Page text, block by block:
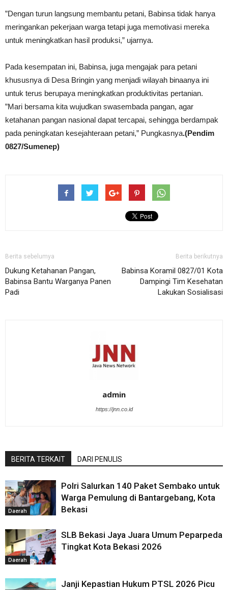
”Dengan turun langsung membantu petani, Babinsa tidak hanya
meringankan pekerjaan warga tetapi juga memotivasi mereka
untuk meningkatkan hasil produksi,” ujarnya.
Pada kesempatan ini, Babinsa, juga mengajak para petani
khususnya di Desa Bringin yang menjadi wilayah binaanya ini
untuk terus berupaya meningkatkan produktivitas pertanian.
”Mari bersama kita wujudkan swasembada pangan, agar
ketahanan pangan nasional dapat tercapai, sehingga berdampak
pada peningkatan kesejahteraan petani,” Pungkasnya.(Pendim
0827/Sumenep)
Berita sebelumya
Dukung Ketahanan Pangan,
Babinsa Bantu Warganya Panen
Padi
Berita berikutnya
Babinsa Koramil 0827/01 Kota
Dampingi Tim Kesehatan
Lakukan Sosialisasi
admin
https://jnn.co.id
BERITA TERKAIT DARI PENULIS
Daerah
Polri Salurkan 140 Paket Sembako untuk
Warga Pemulung di Bantargebang, Kota
Bekasi
Daerah
SLB Bekasi Jaya Juara Umum Peparpeda
Tingkat Kota Bekasi 2026
Janji Kepastian Hukum PTSL 2026 Picu